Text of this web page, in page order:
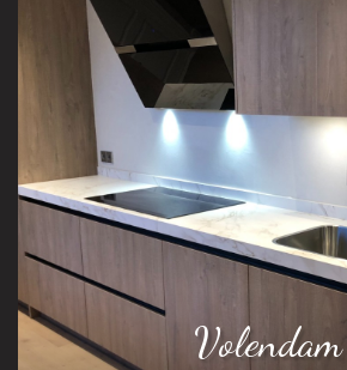
Volendam